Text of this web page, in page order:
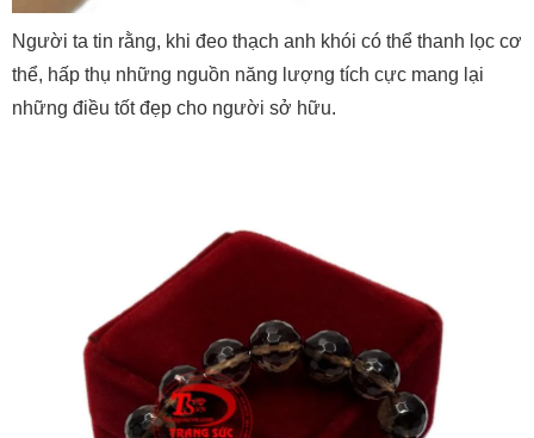
Người ta tin rằng, khi đeo thạch anh khói có thể thanh lọc cơ
thể, hấp thụ những nguồn năng lượng tích cực mang lại
những điều tốt đẹp cho người sở hữu.